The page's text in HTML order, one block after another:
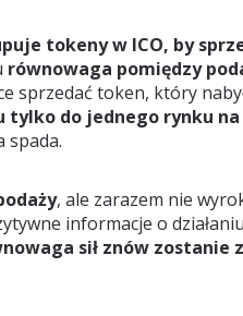
tokeny w ICO, by
równowaga pomiędzy
sprzedać token, który
tylko do jednego rynku
spada.
, ale zarazem nie
informacje o
sił znów zostanie